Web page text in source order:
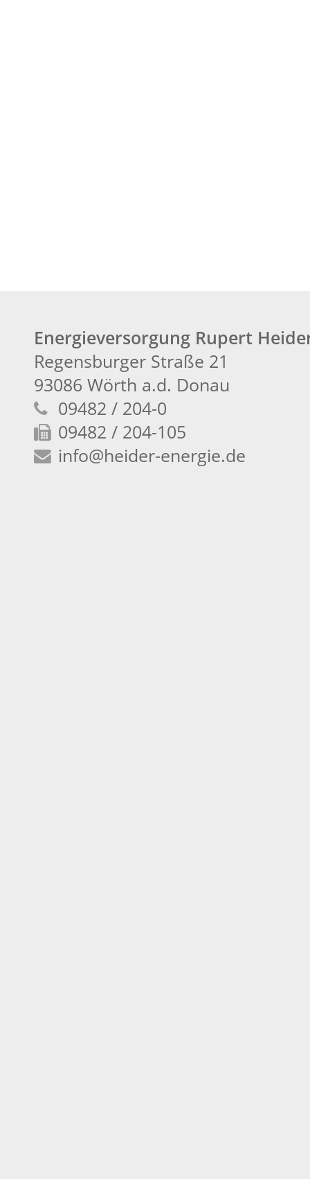
Energieversorgung Rupert
Regensburger Straße 21
93086 Wörth a.d. Donau
09482 / 204-0
09482 / 204-105
info@heider-energie.de